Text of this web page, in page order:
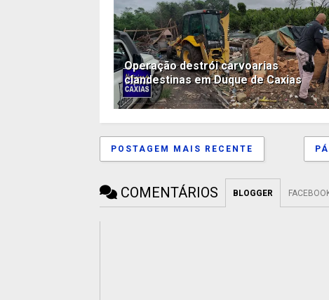
Operação destrói carvoarias
clandestinas em Duque de Caxias
POSTAGEM MAIS RECENTE
COMENTÁRIOS BLOGGER